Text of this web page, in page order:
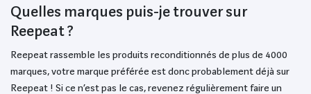
Quelles marques puis-je trouver sur
Reepeat ?
Reepeat rassemble les produits reconditionnés de plus de 4000
marques, votre marque préférée est donc probablement déjà sur
Reepeat ! Si ce n’est pas le cas, revenez régulièrement faire un